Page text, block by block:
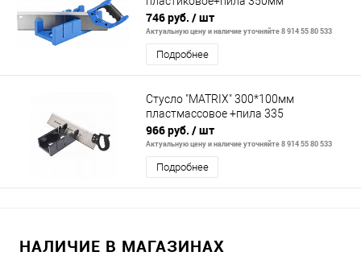
746 руб. / шт
Актуальную цену и наличие уточняйте 8 914 55 80 533
Подробнее
Стусло "MATRIX" 300*100мм
пластмассовое +пила 335
966 руб. / шт
Актуальную цену и наличие уточняйте 8 914 55 80 533
Подробнее
НАЛИЧИЕ В МАГАЗИНАХ